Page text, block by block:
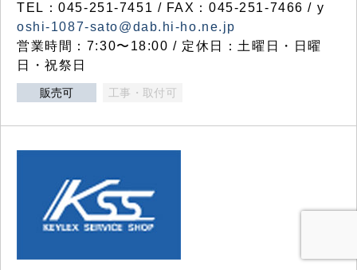
TEL：045-251-7451 / FAX：045-251-7466 / y
oshi-1087-sato@dab.hi-ho.ne.jp
営業時間：7:30〜18:00 / 定休日：土曜日・日曜
日・祝祭日
販売可 工事・取付可